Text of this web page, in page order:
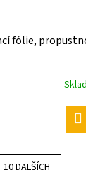
fólie,
DALŠÍCH